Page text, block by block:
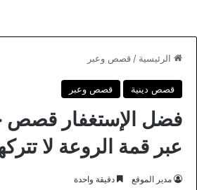
الرئيسية / قصص وعبر
قصص دينية قصص وعبر
فضل الإستغفار قصص
عبر قمة الروعة لا
مدير الموقع دقيقة واحدة